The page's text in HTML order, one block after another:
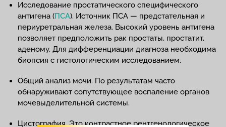
Исследование простатического специфического
антигена (ПСА). Источник ПСА — предстательная и
периуретральная железа. Высокий уровень антигена
позволяет предположить рак простаты, простатит,
аденому. Для дифференциации диагноза необходима
биопсия с гистологическим исследованием.
Общий анализ мочи. По результатам часто
обнаруживают сопутствующее воспаление органов
мочевыделительной системы.
Цистография. Это контрастное рентгенологическое